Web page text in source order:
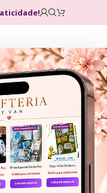
Loja Planos
Início Agendas
Combo
R$39,90 R$